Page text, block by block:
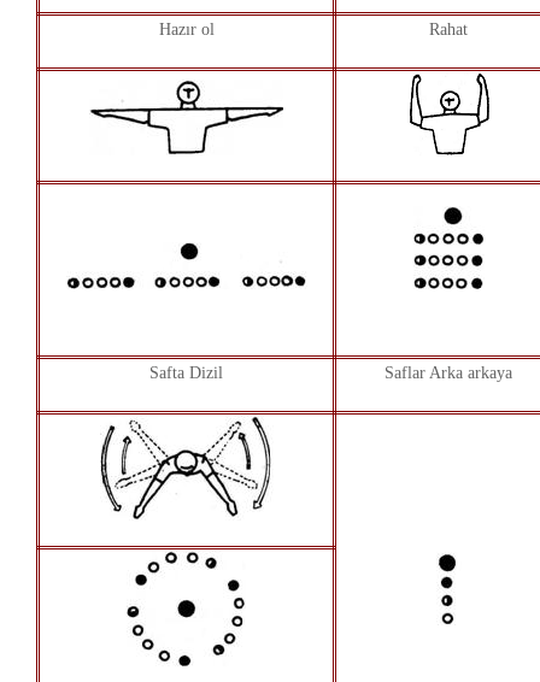
Hazır ol Rahat
Safta Dizil Saflar Arka arkaya